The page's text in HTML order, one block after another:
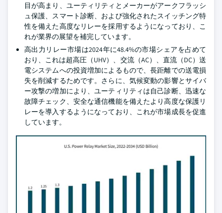
目が高まり、ユーティリティとメーカーがアークフラッシ
ュ保護、スマート診断、および強化されたスイッチング特
性を備えた高度なリレーを採用するようになっており、こ
れが業界の展望を補完しています。
高出力リレー市場は2024年に48.4%の市場シェアを占めて
おり、これは超高圧（UHV）、交流（AC）、直流（DC）送
電システムへの投資増加によるもので、長距離での送電損
失を削減するためです。さらに、気候変動の影響とサイバ
ー攻撃の増加により、ユーティリティは自己診断、迅速な
故障チェック、安全な通信機能を備えたより高度な保護リ
レーを導入するようになっており、これが市場成長を促進
しています。